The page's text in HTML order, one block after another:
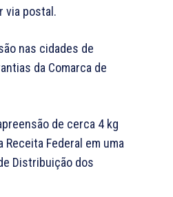
via postal.
nas cidades de
da Comarca de
de cerca 4 kg
Federal em uma
Distribuição dos